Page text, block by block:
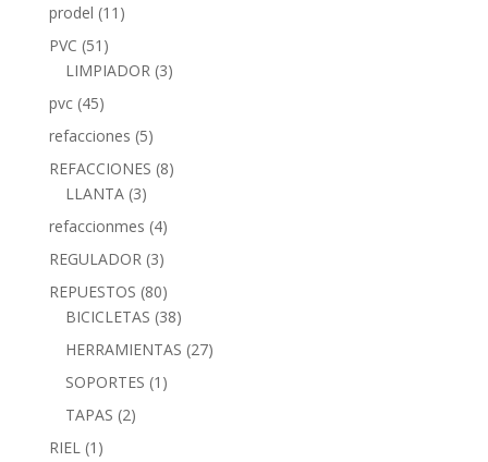
prodel (11)
PVC (51)
LIMPIADOR (3)
pvc (45)
refacciones (5)
REFACCIONES (8)
LLANTA (3)
refaccionmes (4)
REGULADOR (3)
REPUESTOS (80)
BICICLETAS (38)
HERRAMIENTAS (27)
SOPORTES (1)
TAPAS (2)
RIEL (1)